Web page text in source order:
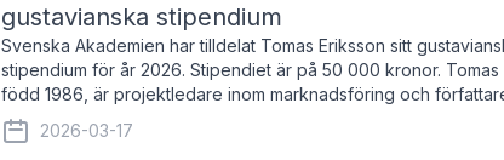
gustavianska stipendium
Svenska Akademien har tilldelat Tomas Eriksson sitt
stipendium för år 2026. Stipendiet är på 50 000 kronor. Tomas
född 1986, är projektledare inom marknadsföring och
utkom i fjol med boken Syndabocken.
2026-03-17